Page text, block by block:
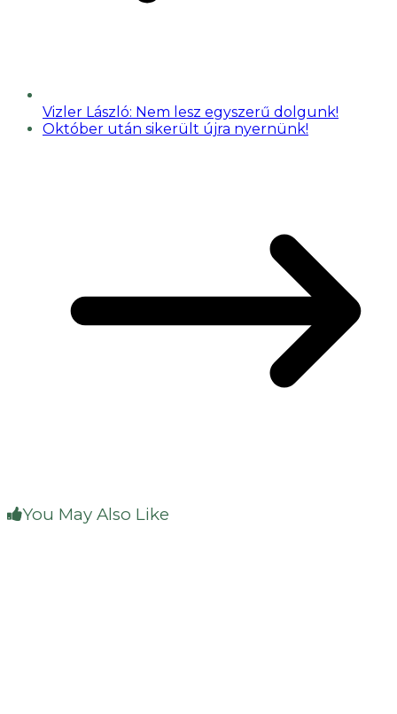
Vizler László: Nem lesz egyszerű dolgunk!
Október után sikerült újra nyernünk!
You May Also Like